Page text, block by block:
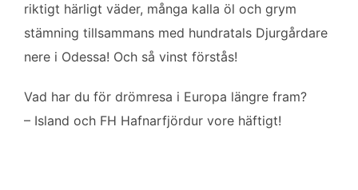
riktigt härligt väder, många kalla öl och grym
stämning tillsammans med hundratals Djurgårdare
nere i Odessa! Och så vinst förstås!
Vad har du för drömresa i Europa längre fram?
– Island och FH Hafnarfjördur vore häftigt!